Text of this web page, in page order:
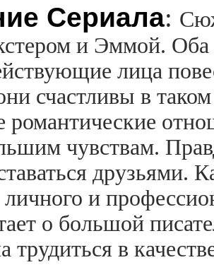
Сериала:
и Эммой. Оба
лица
счастливы в
романтические
чувствам.
друзьями.
и
о большой
трудиться в